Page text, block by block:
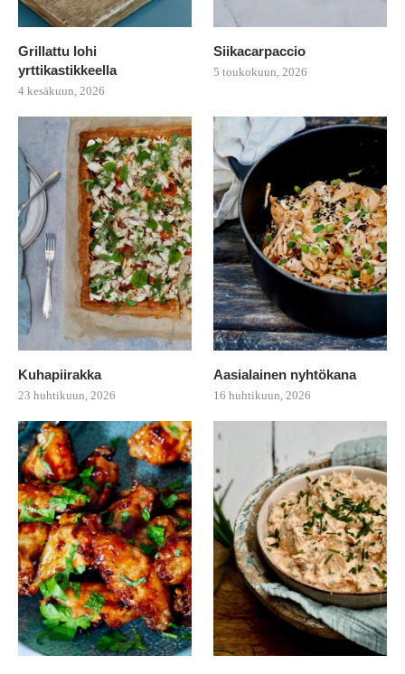
Grillattu lohi
yrttikastikkeella
4 kesäkuun, 2026
Siikacarpaccio
5 toukokuun, 2026
Kuhapiirakka
23 huhtikuun, 2026
Aasialainen nyhtökana
16 huhtikuun, 2026